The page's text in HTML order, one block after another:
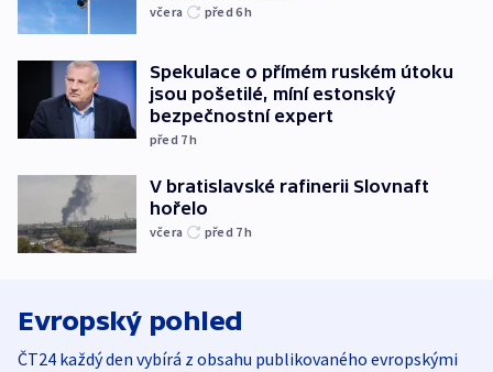
včera před 6h
Spekulace o přímém ruském útoku
jsou pošetilé, míní estonský
bezpečnostní expert
před 7h
V bratislavské rafinerii Slovnaft
hořelo
včera před 7h
Evropský pohled
ČT24 každý den vybírá z obsahu publikovaného evropskými